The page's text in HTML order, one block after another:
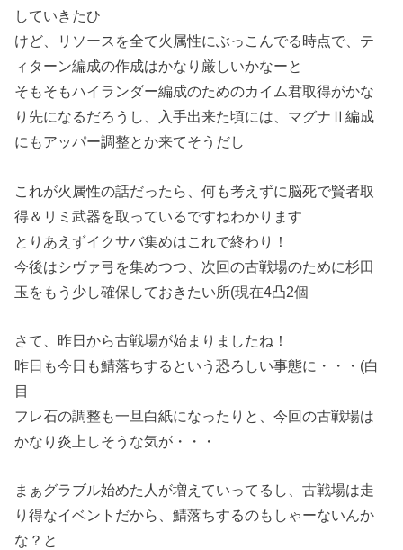
していきたひ
けど、リソースを全て火属性にぶっこんでる時点で、テ
ィターン編成の作成はかなり厳しいかなーと
そもそもハイランダー編成のためのカイム君取得がかな
り先になるだろうし、入手出来た頃には、マグナⅡ編成
にもアッパー調整とか来てそうだし
これが火属性の話だったら、何も考えずに脳死で賢者取
得＆リミ武器を取っているですねわかります
とりあえずイクサバ集めはこれで終わり！
今後はシヴァ弓を集めつつ、次回の古戦場のために杉田
玉をもう少し確保しておきたい所(現在4凸2個
さて、昨日から古戦場が始まりましたね！
昨日も今日も鯖落ちするという恐ろしい事態に・・・(白
目
フレ石の調整も一旦白紙になったりと、今回の古戦場は
かなり炎上しそうな気が・・・
まぁグラブル始めた人が増えていってるし、古戦場は走
り得なイベントだから、鯖落ちするのもしゃーないんか
な？と